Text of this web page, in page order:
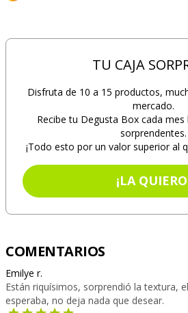
TU CAJA
Disfruta de 10 a 15 productos,
mercado.
Recibe tu Degusta Box cada
sorprendentes.
¡Todo esto por un valor superior al
¡LA
COMENTARIOS
Emilye r.
Están riquísimos, sorprendió la textura,
esperaba, no deja nada que desear.